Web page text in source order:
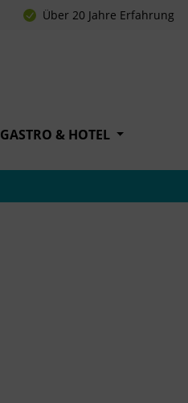
Über 20 Jahre Erfahrung
GASTRO & HOTEL